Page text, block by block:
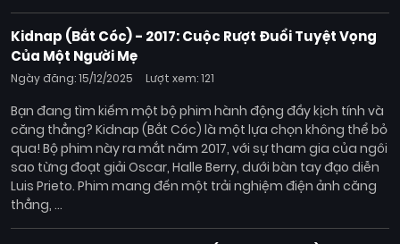
Kidnap (Bắt Cóc) - 2017: Cuộc Rượt Đuổi Tuyệt Vọng
Của Một Người Mẹ
Ngày đăng: 15/12/2025 Lượt xem: 121
Bạn đang tìm kiếm một bộ phim hành động đầy kịch tính và
căng thẳng? Kidnap (Bắt Cóc) là một lựa chọn không thể bỏ
qua! Bộ phim này ra mắt năm 2017, với sự tham gia của ngôi
sao từng đoạt giải Oscar, Halle Berry, dưới bàn tay đạo diễn
Luis Prieto. Phim mang đến một trải nghiệm điện ảnh căng
thẳng, ...